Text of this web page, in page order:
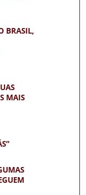
BRASIL,
MAIS